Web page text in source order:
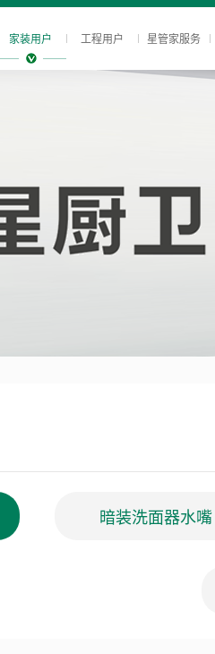
家装用户 工程用户 星管家服务
暗装洗面器水嘴